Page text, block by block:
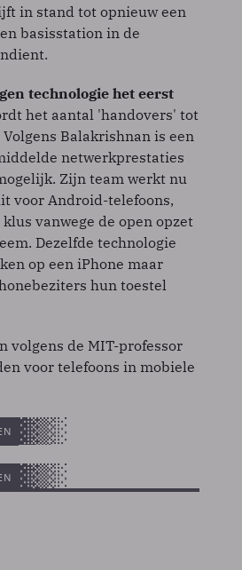
in stand tot opnieuw een
basisstation in de
technologie het eerst
het aantal 'handovers' tot
Balakrishnan is een
netwerkprestaties
Zijn team werkt nu
voor Android-telefoons,
vanwege de open opzet
Dezelfde technologie
op een iPhone maar
hun toestel
volgens de MIT-professor
voor telefoons in mobiele